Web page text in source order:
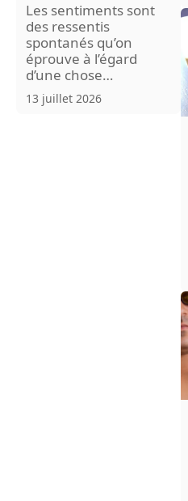
Les sentiments sont
des ressentis
spontanés qu’on
éprouve à l’égard
d’une chose…
13 juillet 2026